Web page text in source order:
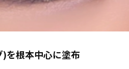
を根本中心に塗布